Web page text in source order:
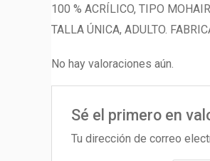
100 % ACRÍLICO, TIPO
TALLA ÚNICA, ADULTO.
No hay valoraciones aún.
Sé el primero en
Tu dirección de correo